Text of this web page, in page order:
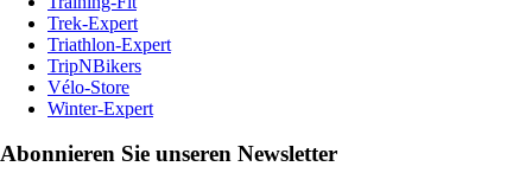
Trek-Expert
Triathlon-Expert
TripNBikers
Vélo-Store
Winter-Expert
Abonnieren Sie unseren Newsletter